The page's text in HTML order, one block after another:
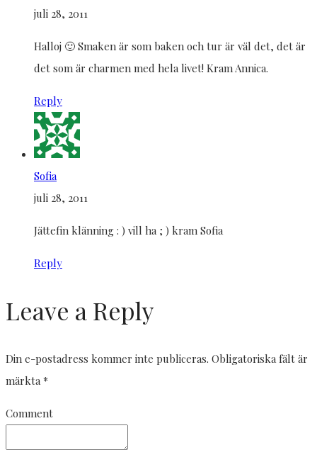
juli 28, 2011
Halloj 🙂 Smaken är som baken och tur är väl det, det är
det som är charmen med hela livet! Kram Annica.
Reply
Sofia
juli 28, 2011
Jättefin klänning : ) vill ha ; ) kram Sofia
Reply
Leave a Reply
Din e-postadress kommer inte publiceras. Obligatoriska fält är
märkta*
Comment